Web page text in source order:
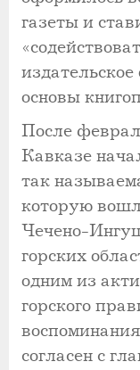
газеты и
основы
После
Кавказе
так
которую
Чечено-
горских
одним из
горского
согласен с